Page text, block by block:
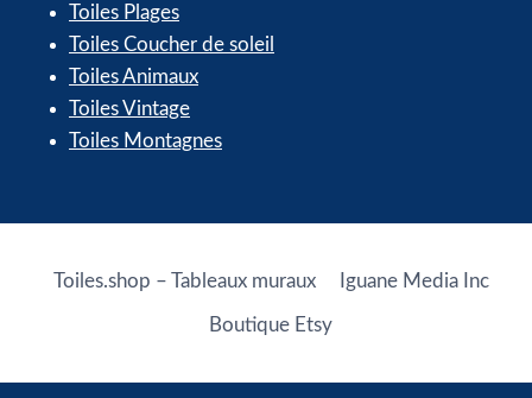
Toiles Plages
Toiles Coucher de soleil
Toiles Animaux
Toiles Vintage
Toiles Montagnes
Toiles.shop – Tableaux muraux Iguane Media Inc
Boutique Etsy